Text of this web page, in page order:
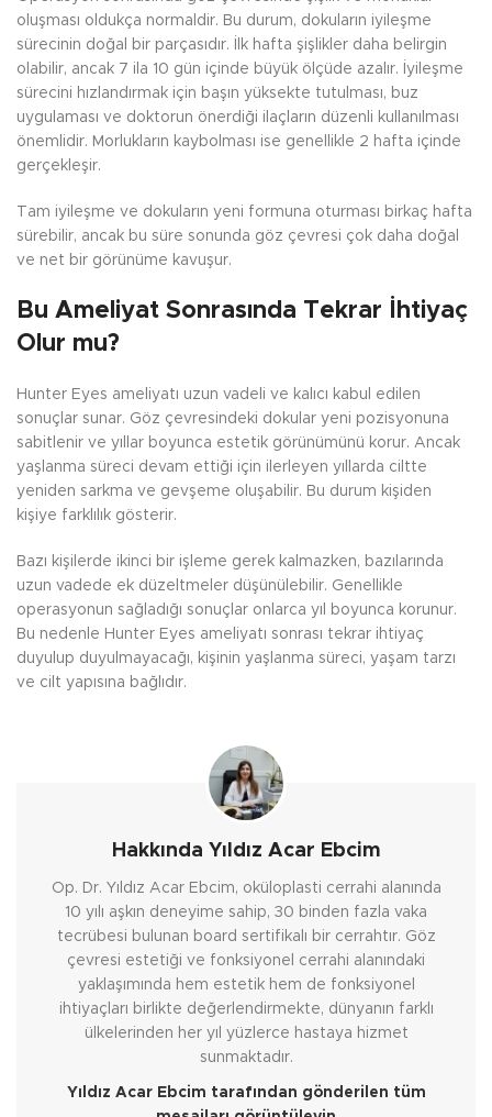
oluşması oldukça normaldir. Bu durum, dokuların iyileşme
sürecinin doğal bir parçasıdır. İlk hafta şişlikler daha belirgin
olabilir, ancak 7 ila 10 gün içinde büyük ölçüde azalır. İyileşme
sürecini hızlandırmak için başın yüksekte tutulması, buz
uygulaması ve doktorun önerdiği ilaçların düzenli kullanılması
önemlidir. Morlukların kaybolması ise genellikle 2 hafta içinde
gerçekleşir.
Tam iyileşme ve dokuların yeni formuna oturması birkaç hafta
sürebilir, ancak bu süre sonunda göz çevresi çok daha doğal
ve net bir görünüme kavuşur.
Bu Ameliyat Sonrasında Tekrar İhtiyaç
Olur mu?
Hunter Eyes ameliyatı uzun vadeli ve kalıcı kabul edilen
sonuçlar sunar. Göz çevresindeki dokular yeni pozisyonuna
sabitlenir ve yıllar boyunca estetik görünümünü korur. Ancak
yaşlanma süreci devam ettiği için ilerleyen yıllarda ciltte
yeniden sarkma ve gevşeme oluşabilir. Bu durum kişiden
kişiye farklılık gösterir.
Bazı kişilerde ikinci bir işleme gerek kalmazken, bazılarında
uzun vadede ek düzeltmeler düşünülebilir. Genellikle
operasyonun sağladığı sonuçlar onlarca yıl boyunca korunur.
Bu nedenle Hunter Eyes ameliyatı sonrası tekrar ihtiyaç
duyulup duyulmayacağı, kişinin yaşlanma süreci, yaşam tarzı
ve cilt yapısına bağlıdır.
Hakkında Yıldız Acar Ebcim
Op. Dr. Yıldız Acar Ebcim, oküloplasti cerrahi alanında
10 yılı aşkın deneyime sahip, 30 binden fazla vaka
tecrübesi bulunan board sertifikalı bir cerrahtır. Göz
çevresi estetiği ve fonksiyonel cerrahi alanındaki
yaklaşımında hem estetik hem de fonksiyonel
ihtiyaçları birlikte değerlendirmekte, dünyanın farklı
ülkelerinden her yıl yüzlerce hastaya hizmet
sunmaktadır.
Yıldız Acar Ebcim tarafından gönderilen tüm